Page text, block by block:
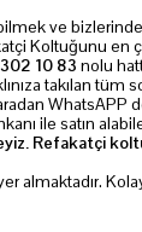
ve
Koltuğunu en
10 83 nolu
takılan tüm
WhatsAPP
ile satın
Refakatçi
almaktadır.